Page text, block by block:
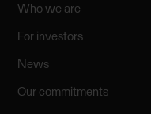
Who we are
For investors
News
Our commitments